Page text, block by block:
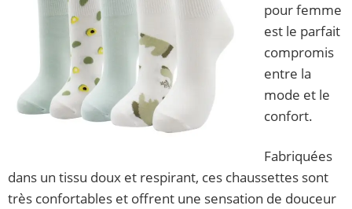
pour femme
est le parfait
compromis
entre la
mode et le
confort.
Fabriquées
dans un tissu doux et respirant, ces chaussettes sont
très confortables et offrent une sensation de douceur